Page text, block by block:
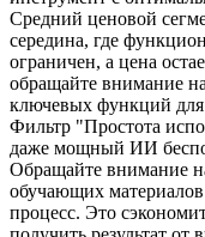
Средний ценовой
середина, где
ограничен, а цена
обращайте внимание
ключевых функций
Фильтр "Простота
даже мощный ИИ
Обращайте внимание
обучающих
процесс. Это